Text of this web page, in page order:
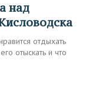
отдыхать
отыскать и что